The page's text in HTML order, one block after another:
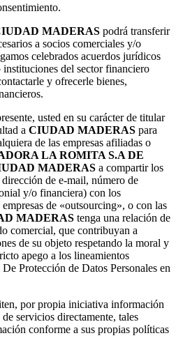
MADERAS podrá transferir
a socios comerciales y/o
celebrados acuerdos jurídicos
del sector financiero
y ofrecerle bienes,
usted en su carácter de titular
a CIUDAD MADERAS para
de las empresas afiliadas o
LA ROMITA S.A DE
MADERAS a compartir los
de e-mail, número de
y/o financiera) con los
de «outsourcing», o con las
MADERAS tenga una relación de
comercial, que contribuyan a
de su objeto respetando la moral y
apego a los lineamientos
Protección de Datos Personales en
por propia iniciativa información
servicios directamente, tales
conforme a sus propias políticas